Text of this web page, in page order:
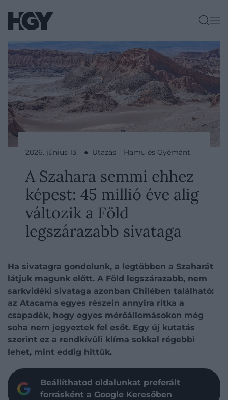
2026. június 13. ● Utazás Hamu és Gyémánt
A Szahara semmi ehhez
képest: 45 millió éve alig
változik a Föld
legszárazabb sivataga
Ha sivatagra gondolunk, a legtöbben a Szaharát
látjuk magunk előtt. A Föld legszárazabb, nem
sarkvidéki sivataga azonban Chilében található:
az Atacama egyes részein annyira ritka a
csapadék, hogy egyes mérőállomásokon még
soha nem jegyeztek fel esőt. Egy új kutatás
szerint ez a rendkívüli klíma sokkal régebbi
lehet, mint eddig hittük.
Beállíthatod oldalunkat preferált
forrásként a Google Keresőben